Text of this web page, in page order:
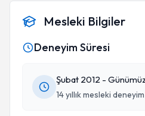
Mesleki Bilgiler
Deneyim Süresi
Şubat 2012 - Günümüz
14 yıllık mesleki deneyim